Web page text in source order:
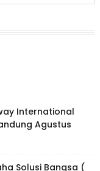
International
Agustus
Solusi Bangsa (